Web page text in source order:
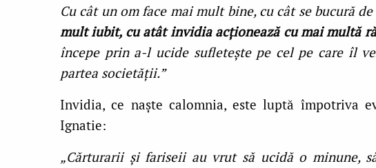
Cu cât un om face mai mult bine, cu cât se bucură
mult iubit, cu atât invidia acţionează cu mai multă
începe prin a-l ucide sufleteşte pe cel pe care îl
partea societăţii.”
Invidia, ce naşte calomnia, este luptă împotriva
Ignatie:
„Cărturarii şi fariseii au vrut să ucidă o minune,